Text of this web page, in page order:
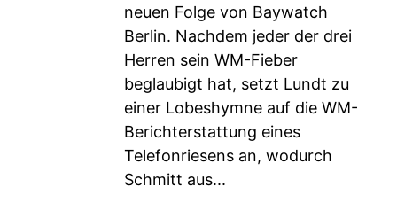
neuen Folge von Baywatch
Berlin. Nachdem jeder der drei
Herren sein WM-Fieber
beglaubigt hat, setzt Lundt zu
einer Lobeshymne auf die WM-
Berichterstattung eines
Telefonriesens an, wodurch
Schmitt aus...